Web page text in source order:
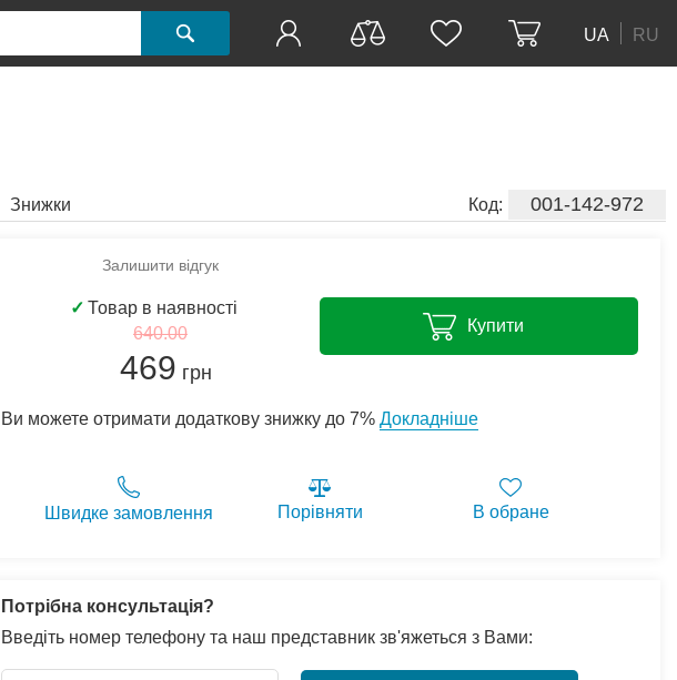
UA RU
Код: 001-142-972
Знижки
Залишити відгук
✓ Товар в наявності
640.00
469 грн
Купити
Ви можете отримати додаткову знижку до 7% Докладніше
Швидке замовлення Порівняти В обране
Потрібна консультація?
Введіть номер телефону та наш представник зв'яжеться з Вами: